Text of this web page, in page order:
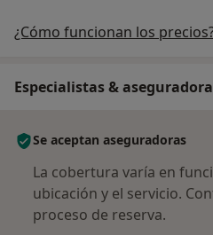
¿Cómo funcionan los
Especialistas &
Se aceptan aseguradoras
La cobertura varía en
ubicación y el servicio.
proceso de reserva.